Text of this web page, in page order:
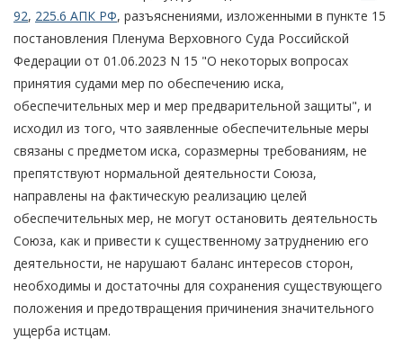
92, 225.6 АПК РФ, разъяснениями, изложенными в пункте 15
постановления Пленума Верховного Суда Российской
Федерации от 01.06.2023 N 15 "О некоторых вопросах
принятия судами мер по обеспечению иска,
обеспечительных мер и мер предварительной защиты", и
исходил из того, что заявленные обеспечительные меры
связаны с предметом иска, соразмерны требованиям, не
препятствуют нормальной деятельности Союза,
направлены на фактическую реализацию целей
обеспечительных мер, не могут остановить деятельность
Союза, как и привести к существенному затруднению его
деятельности, не нарушают баланс интересов сторон,
необходимы и достаточны для сохранения существующего
положения и предотвращения причинения значительного
ущерба истцам.